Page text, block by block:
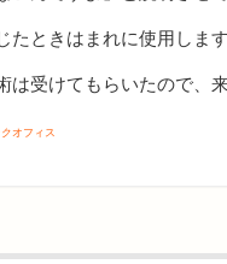
たときはまれに使用しま
は受けてもらいたので、
オフィス